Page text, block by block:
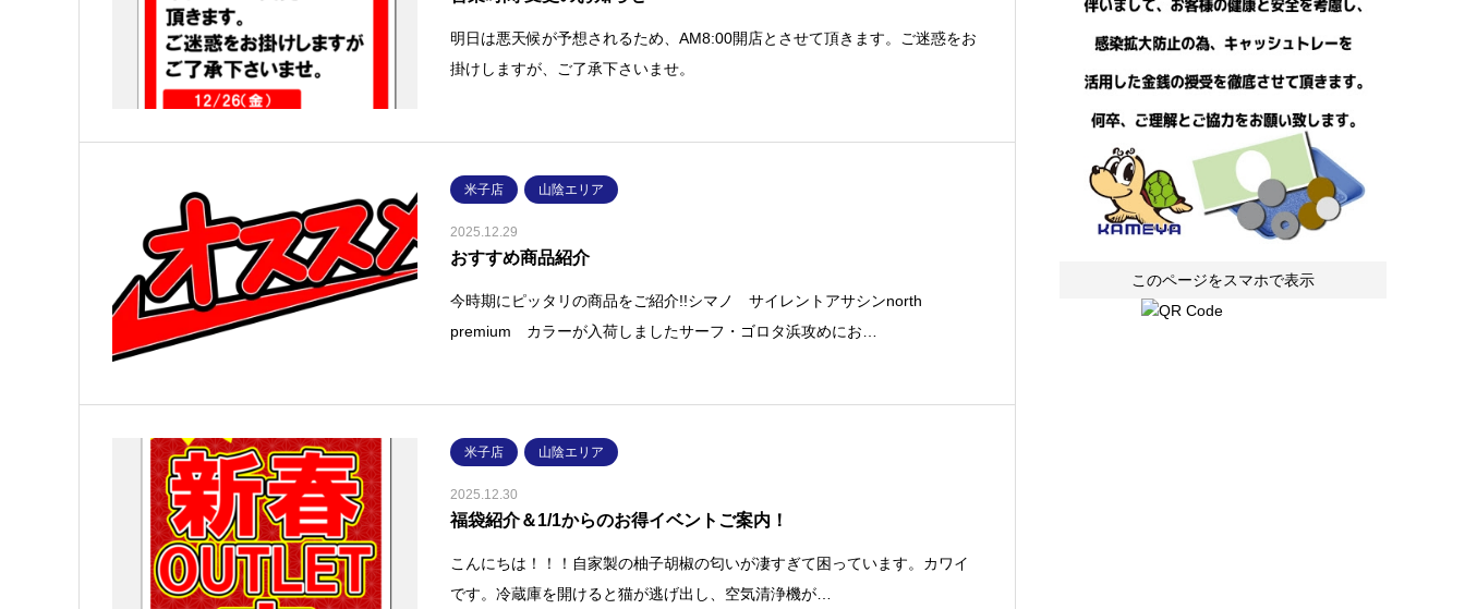
明日は悪天候が予想されるため、AM8:00開店とさせて頂きます。ご迷惑をお
掛けしますが、ご了承下さいませ。
米子店 山陰エリア
2025.12.29
おすすめ商品紹介
今時期にピッタリの商品をご紹介!!シマノ サイレントアサシンnorth
premium カラーが入荷しましたサーフ・ゴロタ浜攻めにお…
米子店 山陰エリア
2025.12.30
福袋紹介＆1/1からのお得イベントご案内！
こんにちは！！！自家製の柚子胡椒の匂いが凄すぎて困っています。カワイ
です。冷蔵庫を開けると猫が逃げ出し、空気清浄機が…
このページをスマホで表示